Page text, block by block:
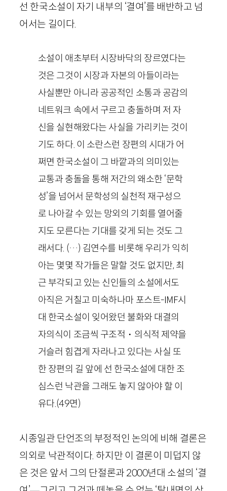
선 한국소설이 자기 내부의 ‘결여’를 배반하고 넘
어서는 길이다.
소설이 애초부터 시장바닥의 장르였다는
것은 그것이 시장과 자본의 아들이라는
사실뿐만 아니라 공공적인 소통과 공감의
네트워크 속에서 구르고 충돌하며 저 자
신을 실현해왔다는 사실을 가리키는 것이
기도 하다. 이 소란스런 장편의 시대가 어
쩌면 한국소설이 그 바깥과의 의미있는
교통과 충돌을 통해 저간의 왜소한 ‘문학
성’을 넘어서 문학성의 실천적 재구성으
로 나아갈 수 있는 망외의 기회를 열어줄
지도 모른다는 기대를 갖게 되는 것도 그
래서다. (…) 김연수를 비롯해 우리가 익히
아는 몇몇 작가들은 말할 것도 없지만, 최
근 부각되고 있는 신인들의 소설에서도
아직은 거칠고 미숙하나마 포스트-IMF시
대 한국소설이 잊어왔던 불화와 대결의
자의식이 조금씩 구조적・의식적 제약을
거슬러 힘겹게 자라나고 있다는 사실 또
한 장편의 길 앞에 선 한국소설에 대한 조
심스런 낙관을 그래도 놓지 않아야 할 이
유다.(49면)
시종일관 단언조의 부정적인 논의에 비해 결론은
의외로 낙관적이다. 하지만 이 결론이 미덥지 않
은 것은 앞서 그의 단절론과 2000년대 소설의 ‘결